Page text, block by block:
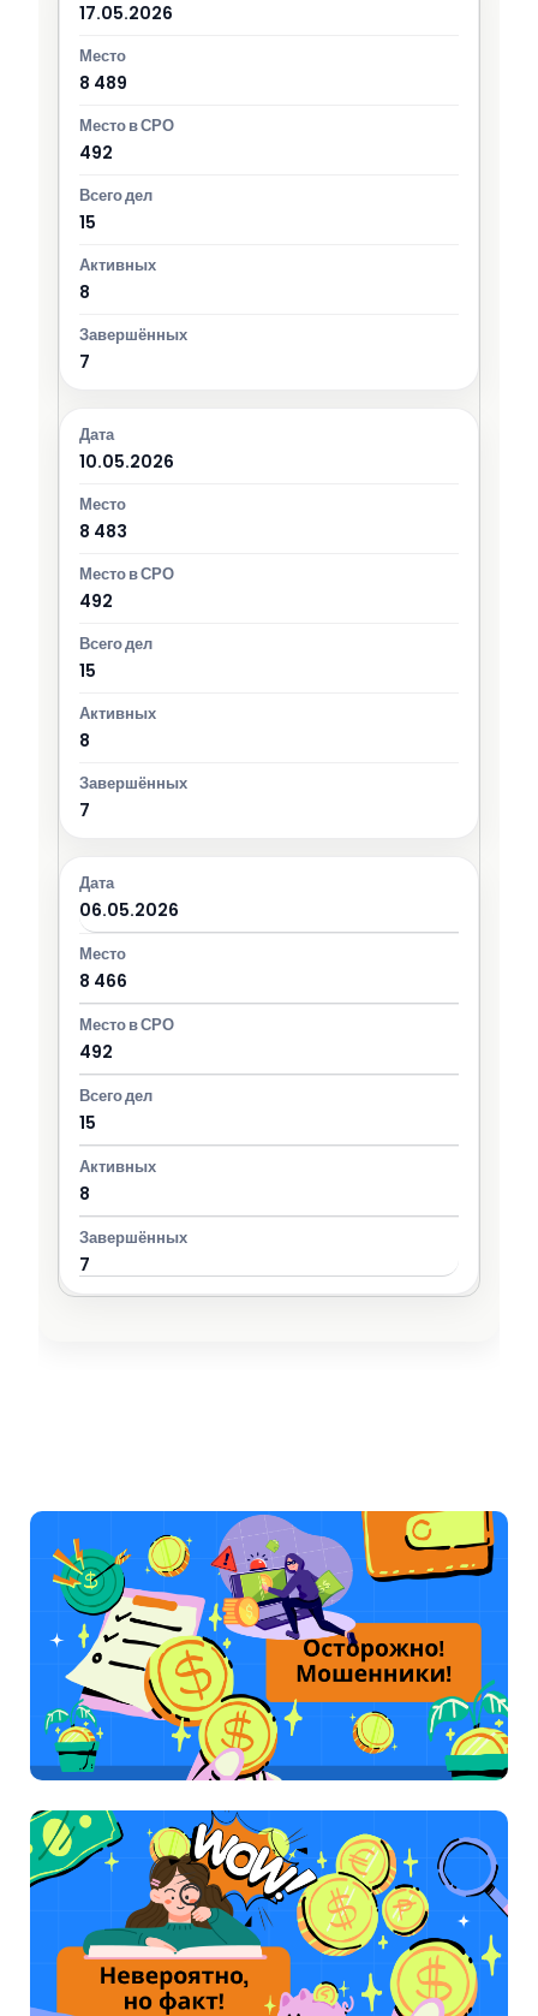
17.05.2026
8 489
492
15
8
7
10.05.2026
8 483
492
15
8
7
06.05.2026
8 466
492
15
8
7